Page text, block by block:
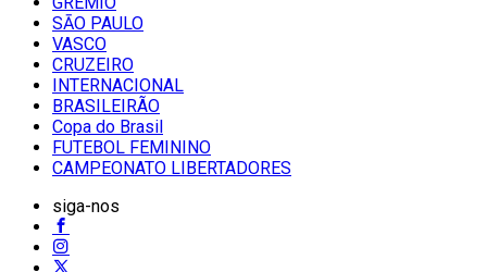
SĀO PAULO
VASCO
CRUZEIRO
INTERNACIONAL
BRASILEIRÃO
Copa do Brasil
FUTEBOL FEMININO
CAMPEONATO LIBERTADORES
siga-nos